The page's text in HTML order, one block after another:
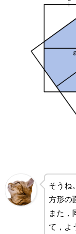
そうね
方形の
また，
て，よ